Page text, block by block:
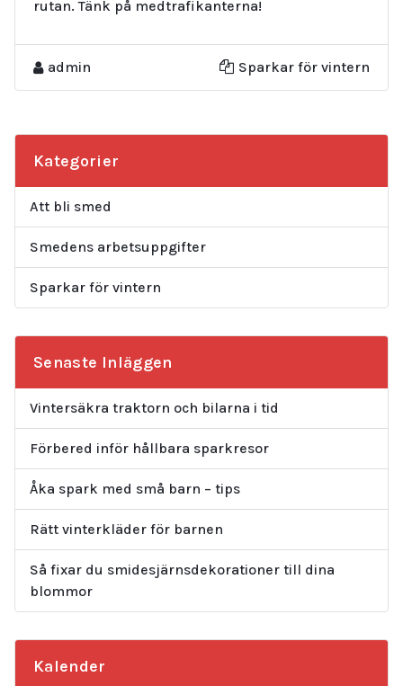
rutan. Tänk på medtrafikanterna!
admin Sparkar för vintern
Kategorier
Att bli smed
Smedens arbetsuppgifter
Sparkar för vintern
Senaste Inläggen
Vintersäkra traktorn och bilarna i tid
Förbered inför hållbara sparkresor
Åka spark med små barn – tips
Rätt vinterkläder för barnen
Så fixar du smidesjärnsdekorationer till dina
blommor
Kalender